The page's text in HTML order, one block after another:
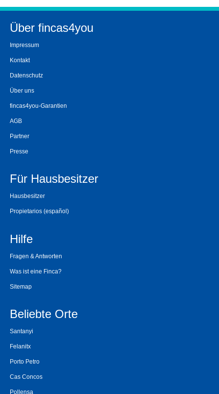
Über fincas4you
Impressum
Kontakt
Datenschutz
Über uns
fincas4you-Garantien
AGB
Partner
Presse
Für Hausbesitzer
Hausbesitzer
Propietarios (español)
Hilfe
Fragen & Antworten
Was ist eine Finca?
Sitemap
Beliebte Orte
Santanyi
Felanitx
Porto Petro
Cas Concos
Pollensa